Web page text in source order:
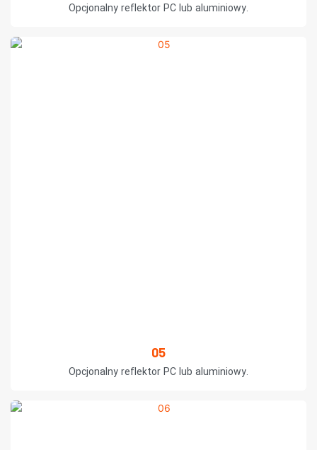
Opcjonalny reflektor PC lub aluminiowy.
05
Opcjonalny reflektor PC lub aluminiowy.